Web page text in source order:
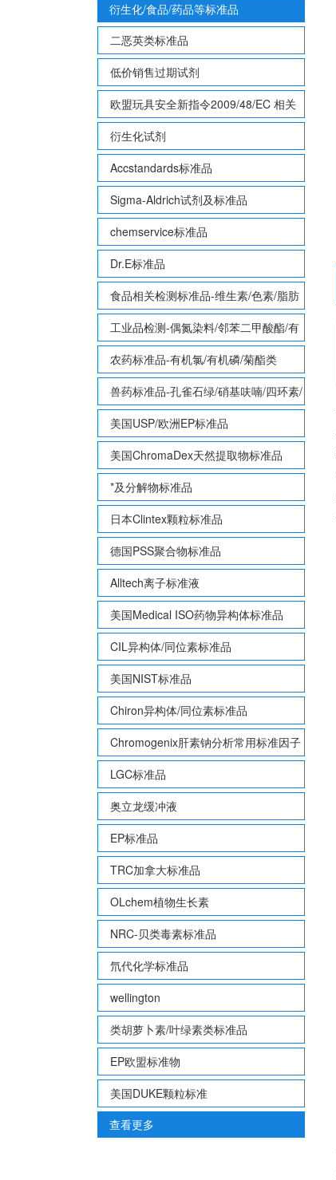
衍生化/食品/药品等标准品
二恶英类标准品
低价销售过期试剂
欧盟玩具安全新指令2009/48/EC 相关
致敏性香味剂标准品
衍生化试剂
Accstandards标准品
Sigma-Aldrich试剂及标准品
chemservice标准品
Dr.E标准品
食品相关检测标准品-维生素/色素/脂肪
酸甲酯等
工业品检测-偶氮染料/邻苯二甲酸酯/有
机锡/多溴联苯/多溴联苯醚/多氯联苯
农药标准品-有机氯/有机磷/菊酯类
兽药标准品-孔雀石绿/硝基呋喃/四环素/
磺胺等
美国USP/欧洲EP标准品
美国ChromaDex天然提取物标准品
*及分解物标准品
日本Clintex颗粒标准品
德国PSS聚合物标准品
Alltech离子标准液
美国Medical ISO药物异构体标准品
CIL异构体/同位素标准品
美国NIST标准品
Chiron异构体/同位素标准品
Chromogenix肝素钠分析常用标准因子
LGC标准品
奥立龙缓冲液
EP标准品
TRC加拿大标准品
OLchem植物生长素
NRC-贝类毒素标准品
氘代化学标准品
wellington
类胡萝卜素/叶绿素类标准品
EP欧盟标准物
美国DUKE颗粒标准
查看更多